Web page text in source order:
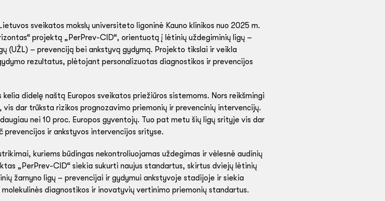
sveikatos mokslų universiteto ligoninė Kauno klinikos nuo 2025 m.
projektą „PerPrev-CID“, orientuotą į lėtinių uždegiminių ligų –
(UŽL) – prevenciją bei ankstyvą gydymą. Projekto tikslai ir veikla
rezultatus, plėtojant personalizuotas diagnostikos ir prevencijos
didelę naštą Europos sveikatos priežiūros sistemoms. Nors reikšmingi
dar trūksta rizikos prognozavimo priemonių ir prevencinių intervencijų.
nei 10 proc. Europos gyventojų. Tuo pat metu šių ligų srityje vis dar
ir ankstyvos intervencijos srityse.
kuriems būdingas nekontroliuojamas uždegimas ir vėlesnė audinių
„PerPrev-CID“ siekia sukurti naujus standartus, skirtus dviejų lėtinių
žarnyno ligų – prevencijai ir gydymui ankstyvoje stadijoje ir siekia
diagnostikos ir inovatyvių vertinimo priemonių standartus.